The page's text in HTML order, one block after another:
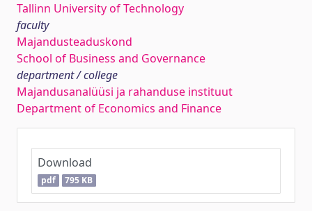
Tallinn University of Technology
faculty
Majandusteaduskond
School of Business and Governance
department / college
Majandusanalüüsi ja rahanduse instituut
Department of Economics and Finance
Download
pdf 795 KB